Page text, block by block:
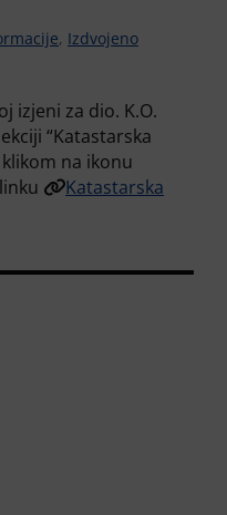
, Izdvojeno
izjeni za dio. K.O.
“Katastarska
na ikonu
Katastarska